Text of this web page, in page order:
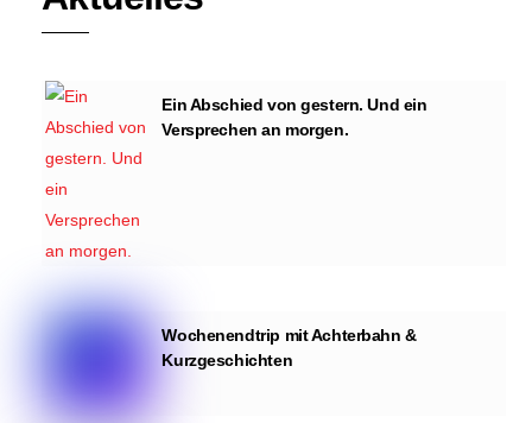
Ein Abschied von gestern. Und ein
Versprechen an morgen.
Wochenendtrip mit Achterbahn &
Kurzgeschichten